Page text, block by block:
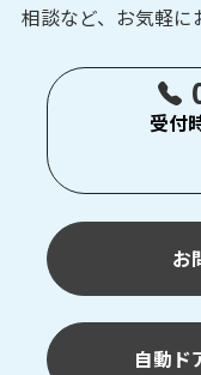
相談など、お気軽に
受付
お
自動ド